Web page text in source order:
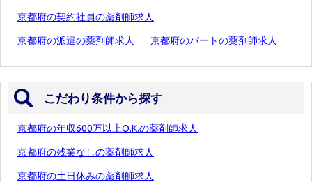
京都府の契約社員の薬剤師求人
京都府の派遣の薬剤師求人 京都府のパートの薬剤師求人
こだわり条件から探す
京都府の年収600万以上O.K.の薬剤師求人
京都府の残業なしの薬剤師求人
京都府の土日休みの薬剤師求人